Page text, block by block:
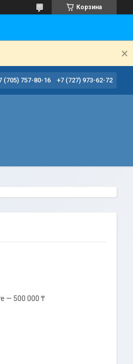
Корзина
(705) 757-80-16 +7 (727) 973-62-72
— 500 000 ₸